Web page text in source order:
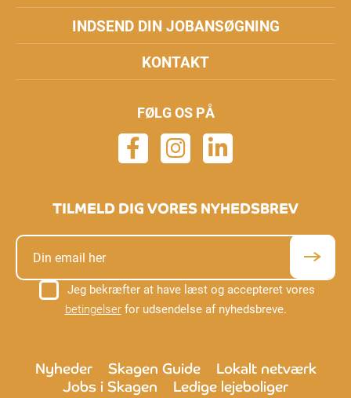
INDSEND DIN JOBANSØGNING
KONTAKT
FØLG OS PÅ
TILMELD DIG VORES NYHEDSBREV
Jeg bekræfter at have læst og accepteret vores
betingelserfor udsendelse af nyhedsbreve.
Nyheder Skagen Guide
Lokalt netværk
Jobs i Skagen
Ledige lejeboliger